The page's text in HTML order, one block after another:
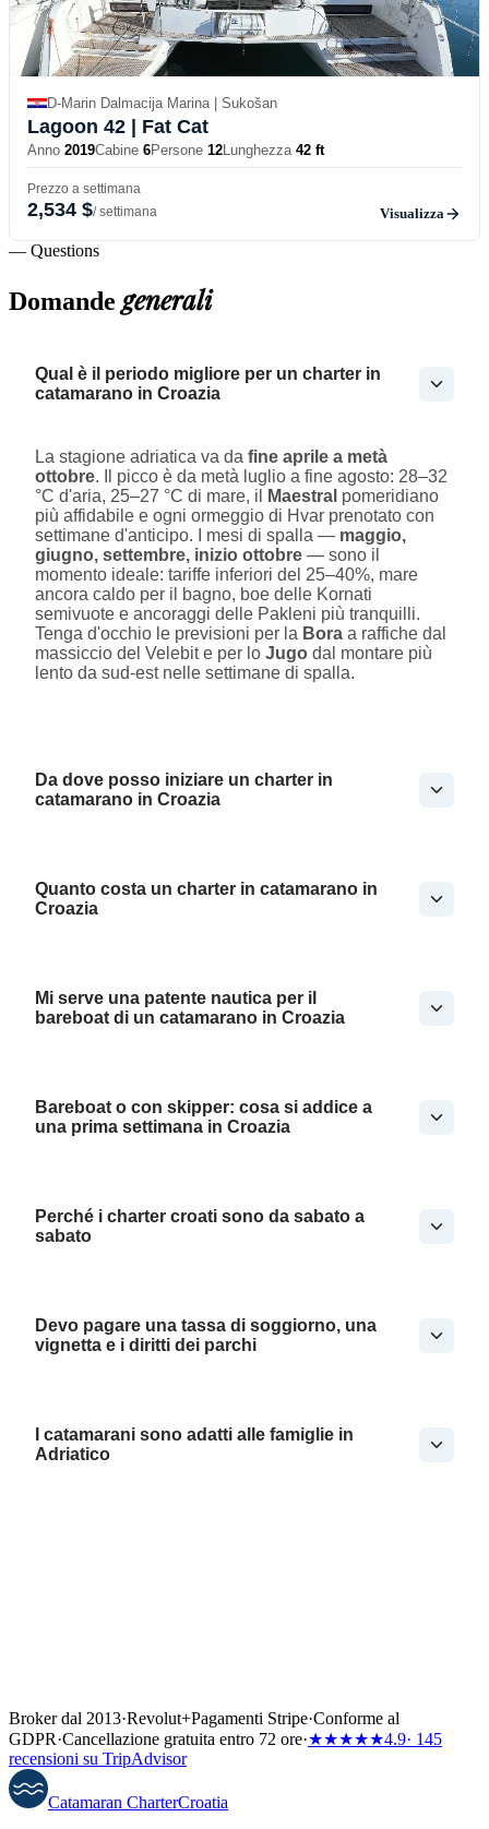
D-Marin Dalmacija Marina | Sukošan
Lagoon 42 | Fat Cat
Anno 2019Cabine 6Persone 12Lunghezza 42 ft
Prezzo a settimana
2,534 $/ settimana Visualizza
— Questions
Domandegenerali
Qual è il periodo migliore per un charter in
catamarano in Croazia
La stagione adriatica va da fine aprile a metà
ottobre. Il picco è da metà luglio a fine agosto: 28–32
°C d'aria, 25–27 °C di mare, il
Maestral pomeridiano
più affidabile e ogni ormeggio di Hvar prenotato con
settimane d'anticipo. I mesi di spalla — maggio,
giugno, settembre, inizio ottobre — sono il
momento ideale: tariffe inferiori del 25–40%, mare
ancora caldo per il bagno, boe delle Kornati
semivuote e ancoraggi delle Pakleni più tranquilli.
Tenga d'occhio le previsioni per la Bora a raffiche dal
massiccio del Velebit e per lo Jugo dal montare più
lento da sud-est nelle settimane di spalla.
Da dove posso iniziare un charter in
catamarano in Croazia
Quanto costa un charter in catamarano in
Croazia
Mi serve una patente nautica per il
bareboat di un catamarano in Croazia
Bareboat o con skipper: cosa si addice a
una prima settimana in Croazia
Perché i charter croati sono da sabato a
sabato
Devo pagare una tassa di soggiorno, una
vignetta e i diritti dei parchi
I catamarani sono adatti alle famiglie in
Adriatico
Broker dal 2013·Revolut+Pagamenti Stripe·Conforme al
GDPR·Cancellazione gratuita entro 72 ore·★★★★★4.9· 145
recensioni su TripAdvisor
Catamaran CharterCroatia